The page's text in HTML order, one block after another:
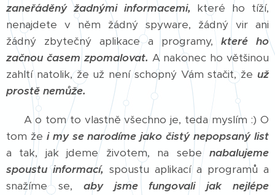
zaneřáděný žadnými informacemi, které ho tíží,
nenajdete v něm žádný spyware, žádný vir ani
žádný zbytečný aplikace a programy, které ho
začnou časem zpomalovat. A nakonec ho většinou
zahltí natolik, že už není schopný Vám stačit, že už
prostě nemůže.
A o tom to vlastně všechno je, teda myslím :) O
tom že i my se narodíme jako čistý nepopsaný list
a tak, jak jdeme životem, na sebe nabalujeme
spoustu informací, spoustu aplikací a programů a
snažíme se, aby jsme fungovali jak nejlépe